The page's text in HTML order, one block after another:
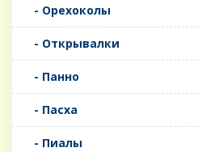
- Орехоколы
- Открывалки
- Панно
- Пасха
- Пиалы